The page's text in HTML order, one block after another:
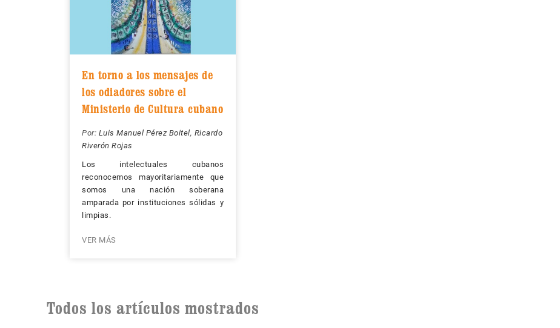
En torno a los mensajes de
los odiadores sobre el
Ministerio de Cultura cubano
Por: Luis Manuel Pérez Boitel, Ricardo
Riverón Rojas
Los intelectuales cubanos
reconocemos mayoritariamente que
somos una nación soberana
amparada por instituciones sólidas y
limpias.
VER MÁS
Todos los artículos mostrados